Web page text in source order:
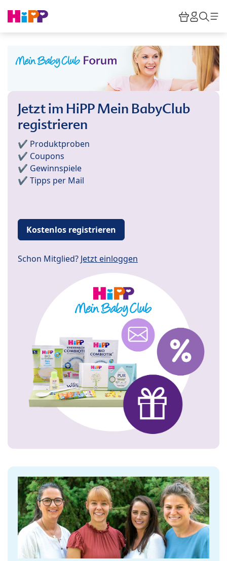
HiPP
Jetzt im HiPP Mein BabyClub
registrieren
✔️ Produktproben
✔️ Coupons
✔️ Gewinnspiele
✔️ Tipps per Mail
Kostenlos registrieren
Schon Mitglied? Jetzt einloggen